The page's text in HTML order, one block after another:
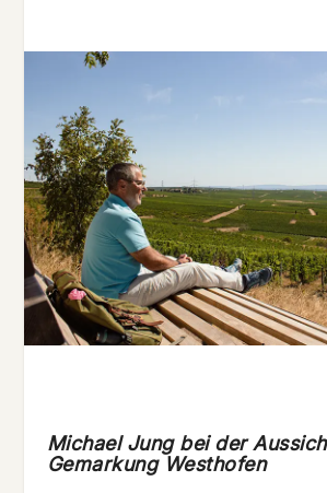
Michael Jung bei der
Gemarkung Westhofen